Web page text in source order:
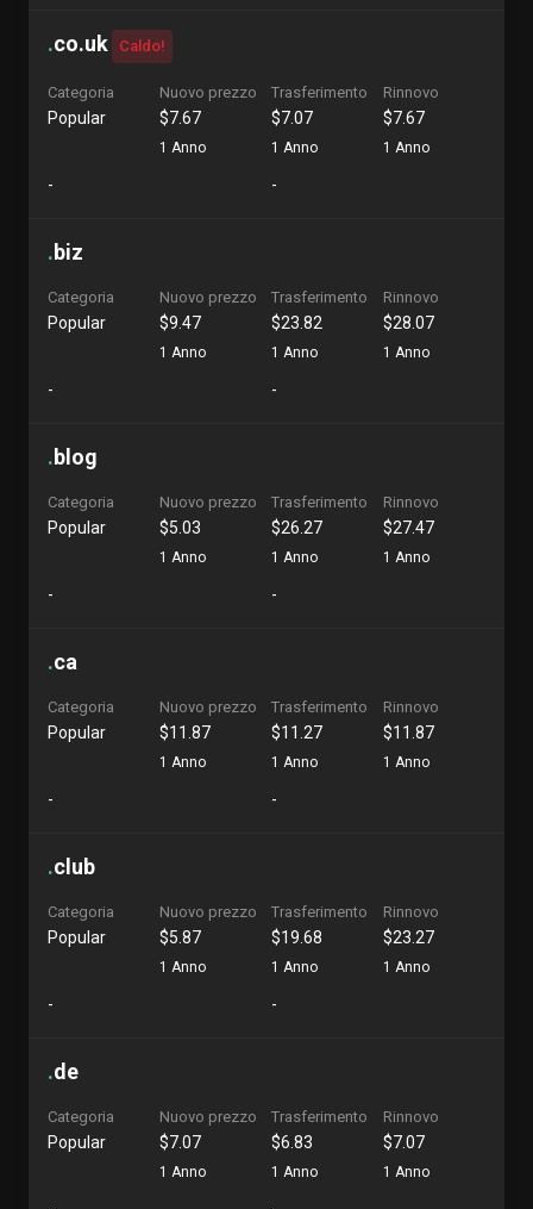
.co.uk Caldo!
Categoria
Popular
Nuovo prezzo
$7.67
1 Anno
Trasferimento
$7.07
1 Anno
Rinnovo
$7.67
1 Anno
- -
.biz
Categoria
Popular
Nuovo prezzo
$9.47
1 Anno
Trasferimento
$23.82
1 Anno
Rinnovo
$28.07
1 Anno
- -
.blog
Categoria
Popular
Nuovo prezzo
$5.03
1 Anno
Trasferimento
$26.27
1 Anno
Rinnovo
$27.47
1 Anno
- -
.ca
Categoria
Popular
Nuovo prezzo
$11.87
1 Anno
Trasferimento
$11.27
1 Anno
Rinnovo
$11.87
1 Anno
- -
.club
Categoria
Popular
Nuovo prezzo
$5.87
1 Anno
Trasferimento
$19.68
1 Anno
Rinnovo
$23.27
1 Anno
- -
.de
Categoria
Popular
Nuovo prezzo
$7.07
1 Anno
Trasferimento
$6.83
1 Anno
Rinnovo
$7.07
1 Anno